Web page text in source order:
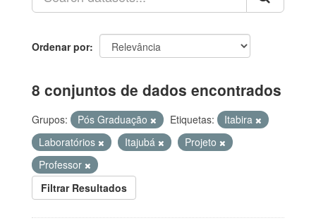
Ordenar por
8 conjuntos de dados encontrados
Grupos: Pós Graduação Etiquetas:
Itabira
Laboratórios
Itajubá
Projeto
Professor
Filtrar Resultados